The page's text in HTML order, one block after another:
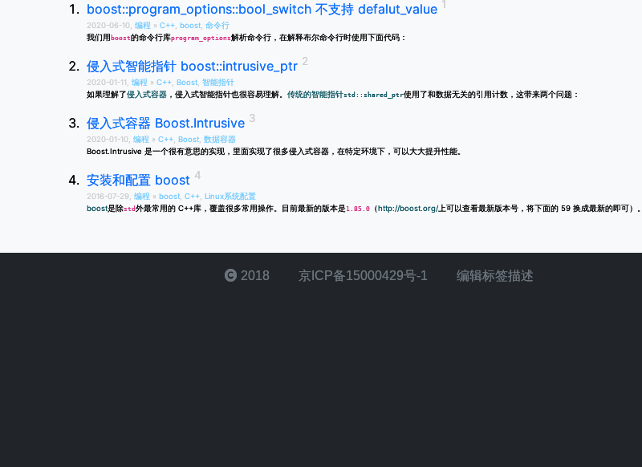
boost::program_options::bool_switch 不支持 defalut_value
2020-06-10, 编程 » C++ boost 命令行
我们用 boost的命令行库program_options解析命令行，在解释布尔命令行时使用下面代码：
侵入式智能指针 boost::intrusive_ptr
2020-01-11, 编程 » C++ Boost 智能指针
如果理解了侵入式容器 ，侵入式智能指针也很容易理解。 传统的智能指针std::shared_ptr使用了和数据无关的引用计数，这带来两个问题：
侵入式容器 Boost.Intrusive
2020-01-10, 编程 » C++ Boost 数据容器
Boost.Intrusive 是一个很有意思的实现，里面实现了很多侵入式容器，在特定环境下，可以大大提升性能。
安装和配置 boost
2016-07-29, 编程 » boost C++ Linux系统配置
boost是除std 外最常用的 C++库，覆盖很多常用操作。目前最新的版本是1.85.0 （http://boost.org/ 上可以查看最新版本号，将下面的 59 换成最新的即可）。
2018 京ICP备15000429号-1 编辑标签描述